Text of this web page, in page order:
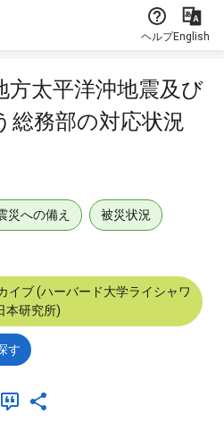
ヘルプEnglish
方太平洋沖地震及び
総務部の対応状況
災への備え 被災状況
イブ (ハーバード大学ライシャワ
本研究所)
す